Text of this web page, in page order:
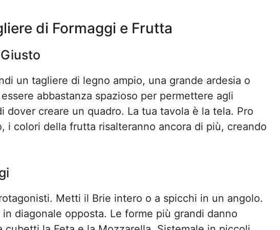
di Formaggi e Frutta
un tagliere di legno ampio, una grande ardesia o
abbastanza spazioso per permettere agli
dover creare un quadro. La tua tavola è la tela. Pro
i colori della frutta risalteranno ancora di più, creando
Metti il Brie intero o a spicchi in un angolo.
diagonale opposta. Le forme più grandi danno